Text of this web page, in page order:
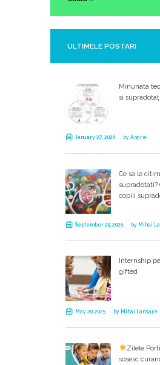
ULTIMELE POSTARI
Minunata
si
January 27, 2026 byAndrei
Ce sa le
supradotati?
copiii
September 29, 2025 by Mihai
Internship
gifted
May 20, 2025 by Mihai Lansare
Zilele
sosesc